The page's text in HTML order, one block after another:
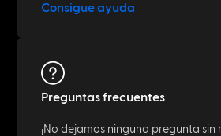
Consigue ayuda
Preguntas frecuentes
¡No dejamos ninguna pregunta sin